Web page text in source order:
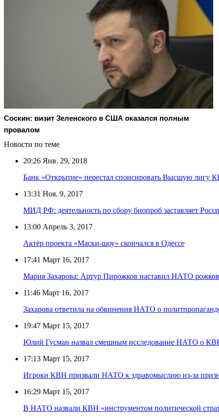
Соскин: визит Зеленского в США оказался полным
провалом
Новости по теме
20:26 Янв. 29, 2018
Банк «Открытие» перестал спонсировать Высшую лигу
13:31 Ноя. 9, 2017
МИД РФ: деятельность по сбору биопроб заставляет
13:00 Апрель 3, 2017
Актёр проекта «Маски-шоу» скончался в Одессе
17:41 Март 16, 2017
Мария Захарова: Артур Пирожков наставил НАТО рожков
11:46 Март 16, 2017
Захарова ответила на обвинения НАТО о
19:47 Март 15, 2017
Юлий Гусман назвал смешным исследование НАТО о
17:13 Март 15, 2017
Игроки КВН призвали НАТО к здравомыслию из-за
16:29 Март 15, 2017
В НАТО назвали КВН «инструментом политической